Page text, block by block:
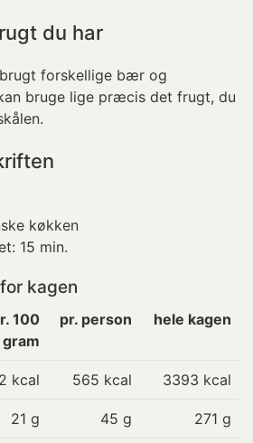
du har
forskellige bær og
bruge lige præcis det frugt, du
køkken
15 min.
kagen
100
gram
pr. person hele kagen
kcal 565 kcal 3393 kcal
21 g 45 g 271 g